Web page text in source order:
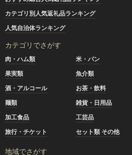
カテゴリ別人気返礼品ランキング
人気自治体ランキング
カテゴリでさがす
肉・ハム類 米・パン
果実類
魚介類
酒・アルコール
お茶・飲料
麺類
雑貨・日用品
加工食品
工芸品
旅行・チケット
セット類 その他
地域でさがす